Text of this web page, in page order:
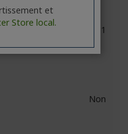
Sorties
1
Non
et
Store local.